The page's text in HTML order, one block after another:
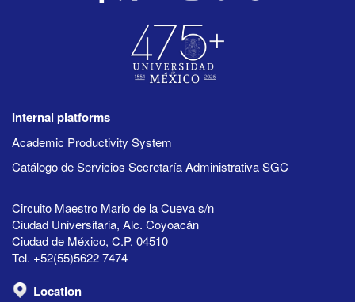
Internal platforms
Academic Productivity System
Catálogo de Servicios Secretaría Administrativa SGC
Circuito Maestro Mario de la Cueva s/n
Ciudad Universitaria, Alc. Coyoacán
Ciudad de México, C.P. 04510
Tel. +52(55)5622 7474
Location